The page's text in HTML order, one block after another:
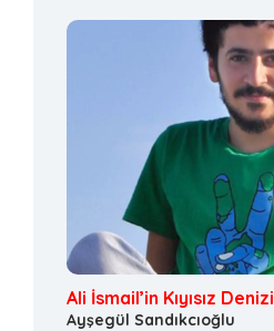
Ali İsmail’in Kıyısız Denizi
Ayşegül Sandıkcıoğlu